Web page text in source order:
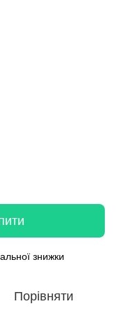
знижки
Порівняти